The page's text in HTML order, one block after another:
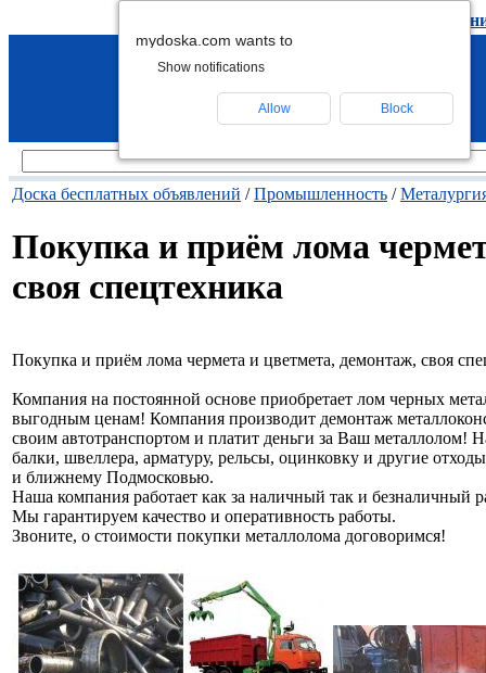
удалить
Доска бесплатных объявлений /Промышленность /
Покупка и приём лома
своя спецтехника
Покупка и приём лома чермета и цветмета, демонтаж, своя
Компания на постоянной основе приобретает лом черных
выгодным ценам! Компания производит демонтаж
своим автотранспортом и платит деньги за Ваш
балки, швеллера, арматуру, рельсы, оцинковку и другие
и ближнему Подмосковью.
Наша компания работает как за наличный так и безналичный
Мы гарантируем качество и оперативность работы.
Звоните, о стоимости покупки металлолома договоримся!
mydoska.com wants to
Show notifications
Allow Block